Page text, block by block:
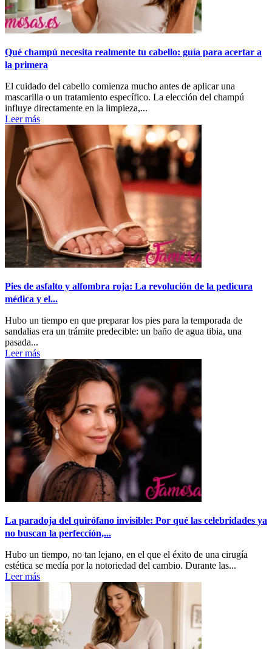
Qué champú necesita realmente tu cabello: guía para acertar a
la primera
El cuidado del cabello comienza mucho antes de aplicar una
mascarilla o un tratamiento específico. La elección del champú
influye directamente en la limpieza,...
Leer más
Pies de asfalto y alfombra roja: La revolución de la pedicura
médica y el...
Hubo un tiempo en que preparar los pies para la temporada de
sandalias era un trámite predecible: un baño de agua tibia, una
pasada...
Leer más
La paradoja del quirófano invisible: Por qué las celebridades ya
no buscan la perfección,...
Hubo un tiempo, no tan lejano, en el que el éxito de una cirugía
estética se medía por la notoriedad del cambio. Durante las...
Leer más